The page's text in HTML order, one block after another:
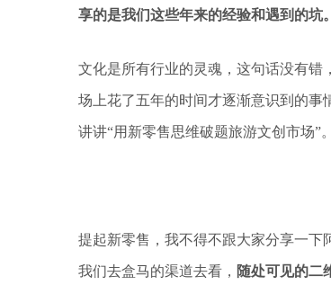
享的是我们这些年来的经验和遇到的坑。
文化是所有行业的灵魂，这句话没有
场上花了五年的时间才逐渐意识到的事
讲讲“用新零售思维破题旅游文创市场”。
提起新零售，我不得不跟大家分享一下
我们去盒马的渠道去看， 随处可见的二